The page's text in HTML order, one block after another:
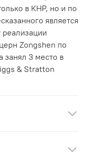
в КНР, но и по
является
Zongshen по
занял 3 место в
& Stratton